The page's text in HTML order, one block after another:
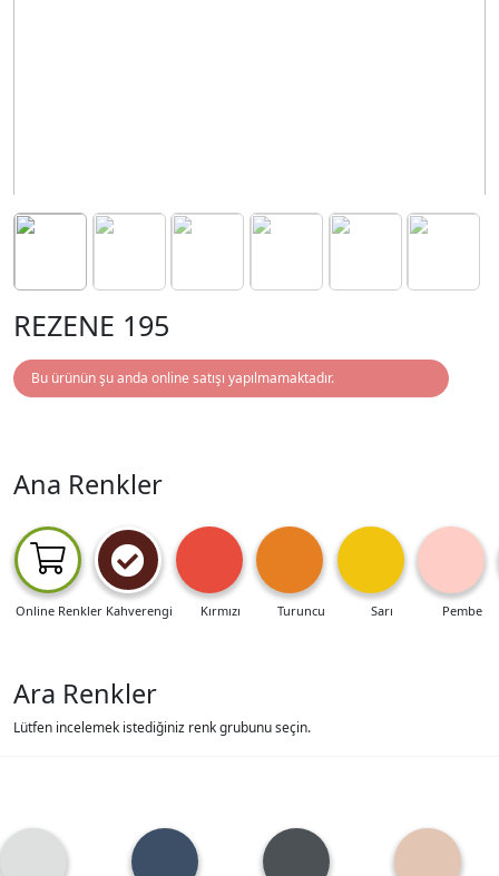
REZENE 195
Bu ürünün şu anda online satışı yapılmamaktadır.
Ana Renkler
Online Renkler Kahverengi Kırmızı Turuncu Sarı Pembe
Ara Renkler
Lütfen incelemek istediğiniz renk grubunu seçin.